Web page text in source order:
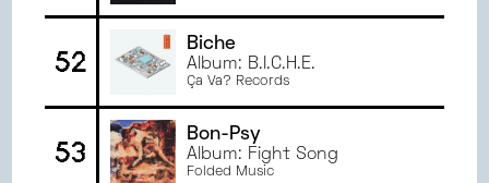
52
Biche
Album: B.I.C.H.E.
Ça Va? Records
53
Bon-Psy
Album: Fight Song
Folded Music